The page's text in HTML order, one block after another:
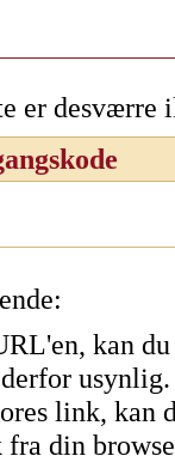
er
kan
usynlig.
link, kan
din